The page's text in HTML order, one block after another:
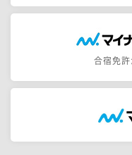
合宿免